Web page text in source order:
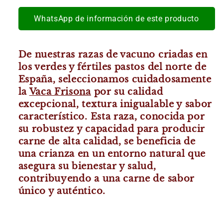
Alto
de
Vaca
Nacional
Madurado
más
30
Días
unidades
1
Kilo
Precio
29,70
€.
Alto
de
Vaca
Nacional
Madurado
más
30
Días
unidades
1
Kilo
Precio
29,70
€.
WhatsApp de información de este producto
De nuestras razas de vacuno criadas en
los verdes y fértiles pastos del norte de
España, seleccionamos cuidadosamente
laVaca Frisonapor su calidad
excepcional, textura inigualable y sabor
característico. Esta raza, conocida por
su robustez y capacidad para producir
carne de alta calidad, se beneficia de
una crianza en un entorno natural que
asegura su bienestar y salud,
contribuyendo a una carne de sabor
único y auténtico.